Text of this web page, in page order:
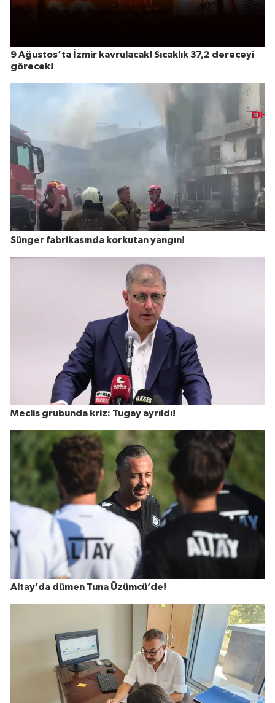
9 Ağustos’ta İzmir kavrulacak! Sıcaklık 37,2 dereceyi
görecek!
Sünger fabrikasında korkutan yangın!
Meclis grubunda kriz: Tugay ayrıldı!
Altay’da dümen Tuna Üzümcü’de!